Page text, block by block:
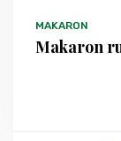
MAKARON
Makaron